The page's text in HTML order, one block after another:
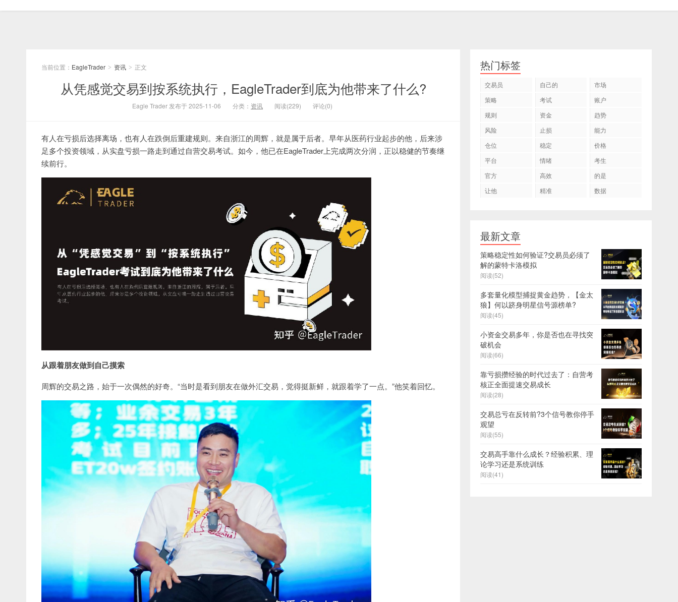
当前位置： EagleTrader > 资讯 > 正文
从凭感觉交易到按系统执行，EagleTrader到底为他带来了什么?
Eagle Trader 发布于 2025-11-06 分类： 资讯 阅读(229) 评论(0)
有人在亏损后选择离场，也有人在跌倒后重建规则。来自浙江的周辉，就是属于后者。早年从医药行业起步的他，后来涉
足多个投资领域，从实盘亏损一路走到通过自营交易考试。如今，他已在EagleTrader上完成两次分润，正以稳健的节奏继
续前行。
从跟着朋友做到自己摸索
周辉的交易之路，始于一次偶然的好奇。“当时是看到朋友在做外汇交易，觉得挺新鲜，就跟着学了一点。”他笑着回忆。
热门标签
交易员 自己的
市场
策略
考试
账户
规则
资金
趋势
风险
止损
能力
仓位
稳定
价格
平台
情绪
考生
官方
高效
的是
让他
精准 数据
最新文章
策略稳定性如何验证?交易员必须了
解的蒙特卡洛模拟
阅读(52)
多套量化模型捕捉黄金趋势，【金太
狼】何以跻身明星信号源榜单?
阅读(45)
小资金交易多年，你是否也在寻找突
破机会
阅读(66)
靠亏损攒经验的时代过去了：自营考
核正全面提速交易成长
阅读(28)
交易总亏在反转前?3个信号教你停手
观望
阅读(55)
交易高手靠什么成长？经验积累、理
论学习还是系统训练
阅读(41)